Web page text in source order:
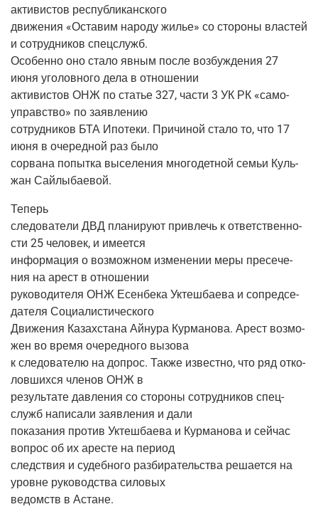
акти­ви­стов республиканского
дви­же­ния «Оста­вим наро­ду жилье» со сто­ро­ны вла­стей
и сотруд­ни­ков спецслужб.
Осо­бен­но оно ста­ло явным после воз­буж­де­ния 27
июня уго­лов­но­го дела в отношении
акти­ви­стов ОНЖ по ста­тье 327, части 3 УК РК «само­
управ­ство» по заявлению
сотруд­ни­ков БТА Ипо­те­ки. При­чи­ной ста­ло то, что 17
июня в оче­ред­ной раз было
сорва­на попыт­ка высе­ле­ния мно­го­дет­ной семьи Куль­
жан Сайлыбаевой.
Теперь
сле­до­ва­те­ли ДВД пла­ни­ру­ют при­влечь к ответ­ствен­но­
сти 25 чело­век, и имеется
инфор­ма­ция о воз­мож­ном изме­не­нии меры пре­се­че­
ния на арест в отношении
руко­во­ди­те­ля ОНЖ Есен­бе­ка Уктеш­ба­е­ва и сопред­се­
да­те­ля Социалистического
Дви­же­ния Казах­ста­на Айну­ра Кур­ма­но­ва. Арест воз­мо­
жен во вре­мя оче­ред­но­го вызова
к сле­до­ва­те­лю на допрос. Так­же извест­но, что ряд отко­
лов­ших­ся чле­нов ОНЖ в
резуль­та­те дав­ле­ния со сто­ро­ны сотруд­ни­ков спец­
служб напи­са­ли заяв­ле­ния и дали
пока­за­ния про­тив Уктеш­ба­е­ва и Кур­ма­но­ва и сей­час
вопрос об их аре­сте на период
след­ствия и судеб­но­го раз­би­ра­тель­ства реша­ет­ся на
уровне руко­вод­ства силовых
ведомств в Астане.